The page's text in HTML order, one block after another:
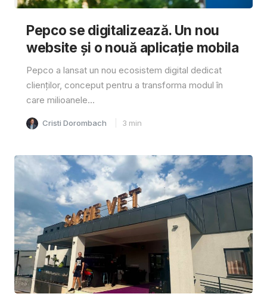
Pepco se digitalizează. Un nou
website și o nouă aplicație mobila
Pepco a lansat un nou ecosistem digital dedicat
clienților, conceput pentru a transforma modul în
care milioanele...
Cristi Dorombach 3 min